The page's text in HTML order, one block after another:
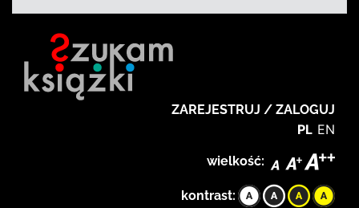
ZAREJESTRUJ / ZALOGUJ
PL EN
wielkość:
kontrast: